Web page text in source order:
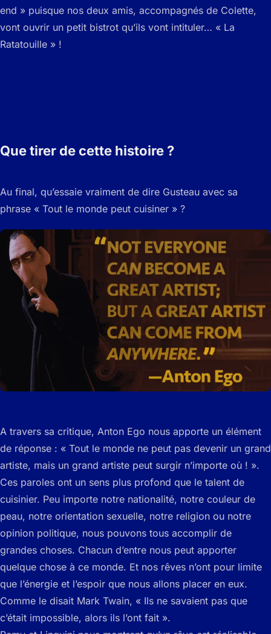
end » puisque nos deux amis, accompagnés de Colette,
vont ouvrir un petit bistrot qu’ils vont intituler… « La
Ratatouille » !
Que tirer de cette histoire ?
Au final, qu’essaie vraiment de dire Gusteau avec sa
phrase « Tout le monde peut cuisiner » ?
A travers sa critique, Anton Ego nous apporte un élément
de réponse : « Tout le monde ne peut pas devenir un grand
artiste, mais un grand artiste peut surgir n’importe où ! ».
Ces paroles ont un sens plus profond que le talent de
cuisinier. Peu importe notre nationalité, notre couleur de
peau, notre orientation sexuelle, notre religion ou notre
opinion politique, nous pouvons tous accomplir de
grandes choses. Chacun d’entre nous peut apporter
quelque chose à ce monde. Et nos rêves n’ont pour limite
que l’énergie et l’espoir que nous allons placer en eux.
Comme le disait Mark Twain, « Ils ne savaient pas que
c’était impossible, alors ils l’ont fait ».